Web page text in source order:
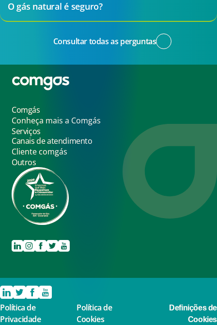
O gás natural é seguro?
Consultar todas as perguntas
Comgás
A Comgás
Dúvidas Frequentes
Solicitar gás encanado
Validar endereço
Conheça mais a Comgás
Serviços
Casas
Prédios
Negócios
Solicitar gás encanado
Validar endereço
Canais de atendimento
Cliente comgás
Outros
Política de Privacidade
Política de Cookies
Definições de Cookies
Política de
Privacidade
Política de
Cookies
Definições de
Cookies